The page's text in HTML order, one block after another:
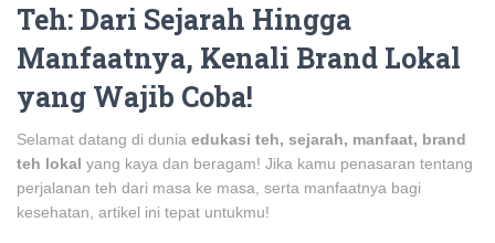
Teh: Dari Sejarah Hingga
Manfaatnya, Kenali Brand Lokal
yang Wajib Coba!
Selamat datang di dunia edukasi teh, sejarah, manfaat, brand
teh lokal yang kaya dan beragam! Jika kamu penasaran tentang
perjalanan teh dari masa ke masa, serta manfaatnya bagi
kesehatan, artikel ini tepat untukmu!